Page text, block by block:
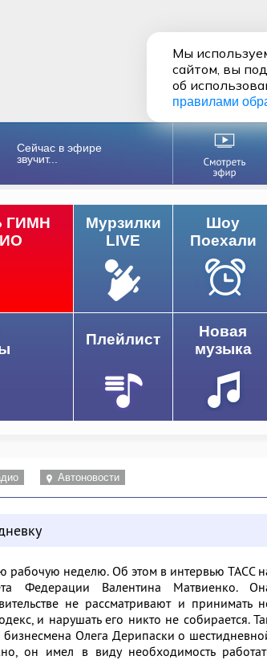
Сейчас в эфире
звучит...
ГИМН
Мурзилки
LIVE
Шоу
Поехали
Плейлист
Новая
музыка
Автоновости
рабочую неделю. Об этом в интервью ТАСС
Федерации Валентина Матвиенко.
не рассматривают и принимать
и нарушать его никто не собирается.
Олега Дерипаски о
он имел в виду необходимость
Мы
сайтом, вы
об
правилами